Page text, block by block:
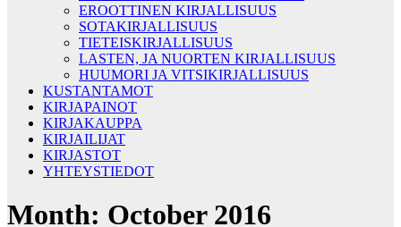
EROOTTINEN KIRJALLISUUS
SOTAKIRJALLISUUS
TIETEISKIRJALLISUUS
LASTEN, JA NUORTEN KIRJALLISUUS
HUUMORI JA VITSIKIRJALLISUUS
KUSTANTAMOT
KIRJAPAINOT
KIRJAKAUPPA
KIRJAILIJAT
KIRJASTOT
YHTEYSTIEDOT
Month: October 2016